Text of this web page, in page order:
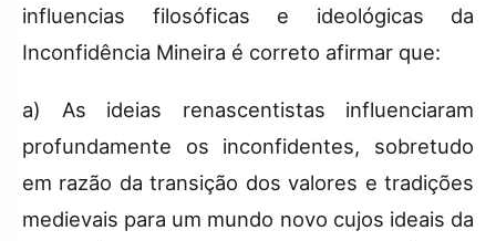
influencias filosóficas e ideológicas da
Inconfidência Mineira é correto afirmar que:
a) As ideias renascentistas influenciaram
profundamente os inconfidentes, sobretudo
em razão da transição dos valores e tradições
medievais para um mundo novo cujos ideais da